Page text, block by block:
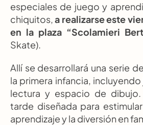
especiales de juego y
chiquitos, a realizarse este
en la plaza “Scolamieri
Skate).
Allí se desarrollará una serie
la primera infancia,
lectura y espacio de
tarde diseñada para
aprendizaje y la diversión en